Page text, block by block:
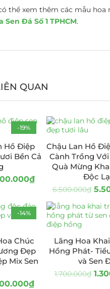
thể xem thêm các mẫu hoa
Sen Đá Số 1 TPHCM.
QUAN
-19%
Hồ Điệp
Bền Cả
₫
Chậu Lan Hồ
Cành Trồng
Quà Mừng
Độc Lạ
6.500.000₫
-14%
Chúc
Đẹp
Mix Sen
₫
Lãng Hoa
Hồng Phát-
và Sen
1.700.000₫